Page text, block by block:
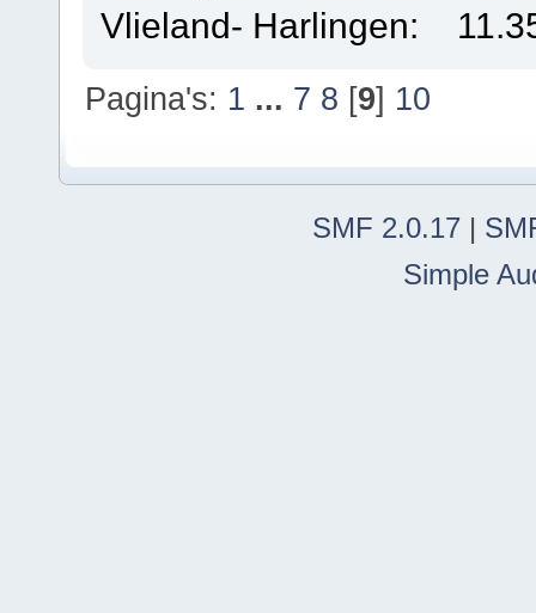
Vlieland- Harlingen:
Pagina's: 1 ... 7 8 [9] 10
SMF 2.0.17 |
Simple